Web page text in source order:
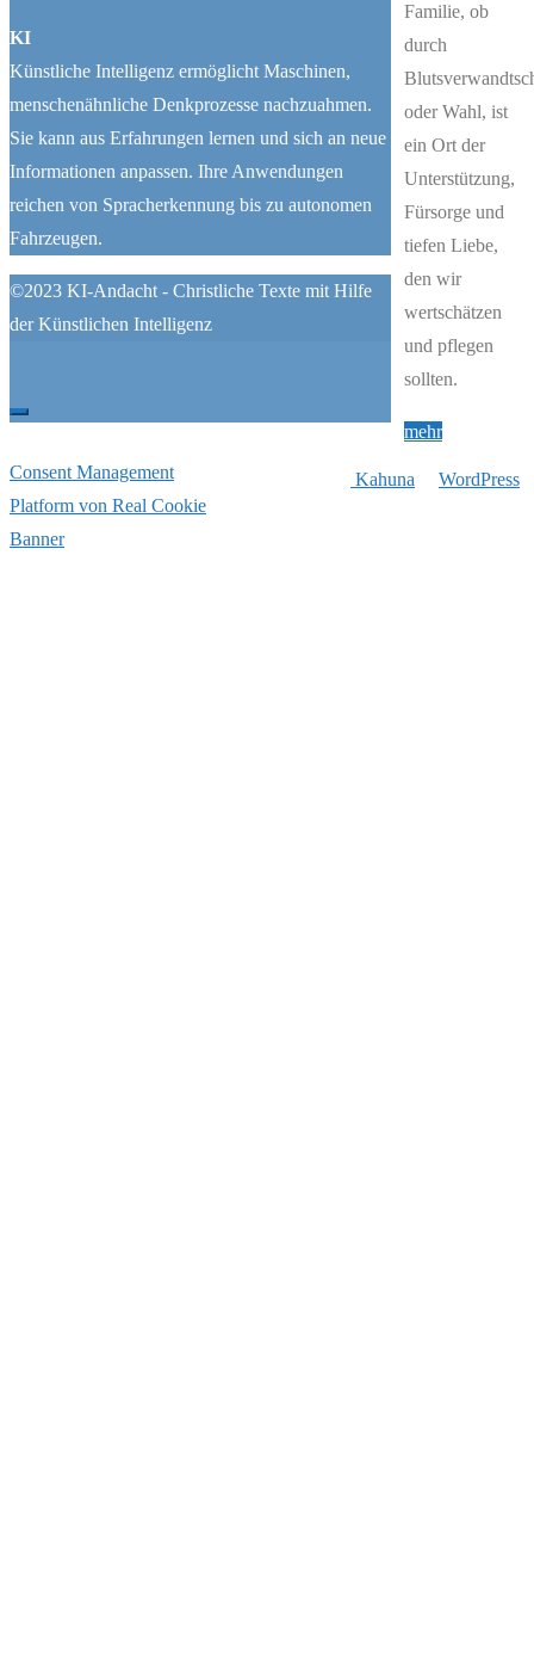
Familie, ob
durch
oder Wahl, ist
ein Ort der
Unterstützung,
Fürsorge und
tiefen Liebe,
den wir
wertschätzen
und pflegen
sollten.
mehr"29
KI
Künstliche Intelligenz ermöglicht Maschinen,
menschenähnliche Denkprozesse nachzuahmen.
Sie kann aus Erfahrungen lernen und sich an neue
Informationen anpassen. Ihre Anwendungen
reichen von Spracherkennung bis zu autonomen
Fahrzeugen.
Kahuna WordPress
©2023 KI-Andacht - Christliche Texte mit Hilfe
der Künstlichen Intelligenz
Consent Management
Platform von Real Cookie
Banner